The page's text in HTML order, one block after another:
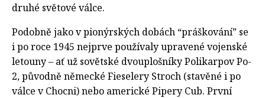
druhé světové válce.
Podobně jako v pionýrských dobách “práškování” se
i po roce 1945 nejprve používaly upravené vojenské
letouny – ať už sovětské dvouplošníky Polikarpov Po-
2, původně německé Fieselery Stroch (stavěné i po
válce v Chocni) nebo americké Pipery Cub. První